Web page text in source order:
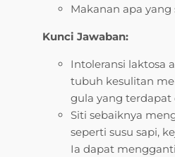
Makanan apa
Kunci Jawaban:
Intoleransi laktosa
tubuh kesulitan
gula yang terdapat
Siti sebaiknya
seperti susu sapi,
Ia dapat